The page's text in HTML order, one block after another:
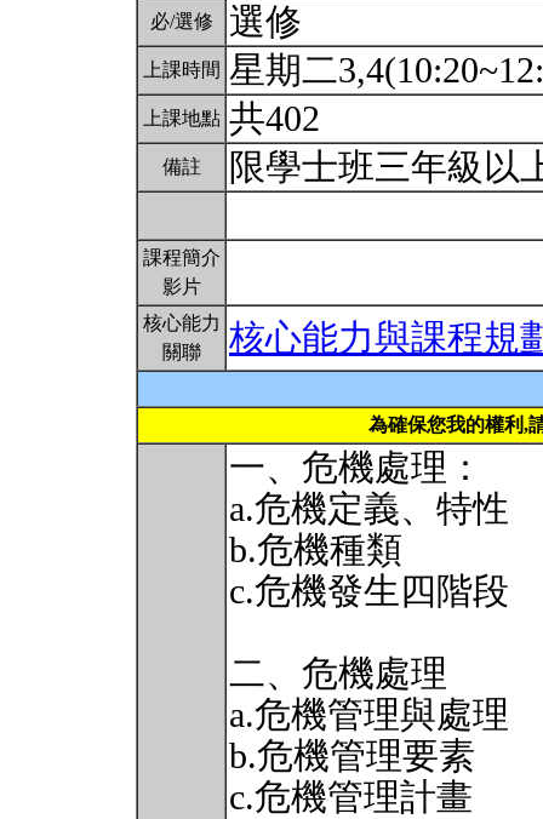
必/選修 選修
上課時間 星期二
上課地點 共402
備註 限學士班三年級以
課程簡介
影片
核心能力
關聯
核心能力與課程規
為確保您我的權利,
一、危機處理：
a.危機定義、特性
b.危機種類
c.危機發生四階段
二、危機處理
a.危機管理與處理
b.危機管理要素
c.危機管理計畫